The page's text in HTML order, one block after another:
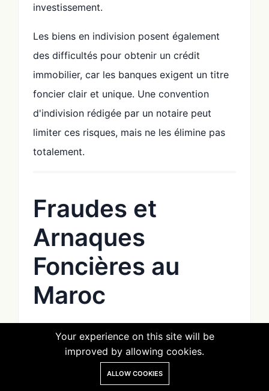
investissement.
Les biens en indivision posent également
des difficultés pour obtenir un crédit
immobilier, car les banques exigent un titre
foncier clair et unique. Une convention
d'indivision rédigée par un notaire peut
limiter ces risques, mais ne les élimine pas
totalement.
Fraudes et
Arnaques
Foncières au
Maroc
Faux Documents
et Usurpation
Your experience on this site will be
improved by allowing cookies.
ALLOW COOKIES